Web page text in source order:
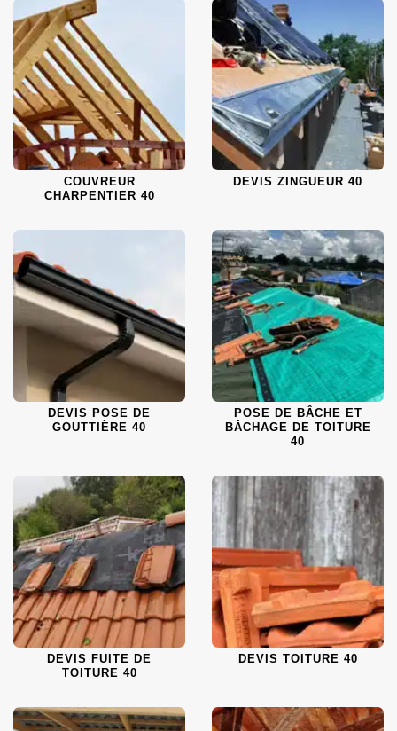
COUVREUR
CHARPENTIER 40
DEVIS ZINGUEUR 40
DEVIS POSE DE
GOUTTIÈRE 40
POSE DE BÂCHE ET
BÂCHAGE DE TOITURE
40
DEVIS FUITE DE
TOITURE 40
DEVIS TOITURE 40